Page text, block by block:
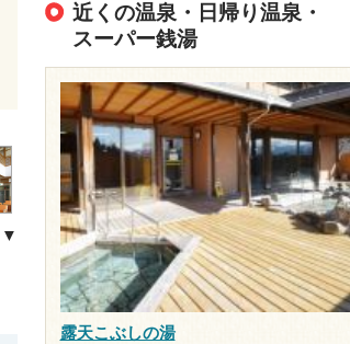
http://w2.avis.ne.jp/~nezame-h/spa.htm
近くの温泉・日帰り温泉・
スーパー銭湯
露天こぶしの湯